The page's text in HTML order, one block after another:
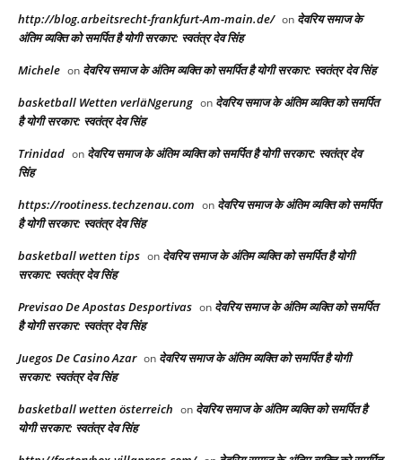
http://blog.arbeitsrecht-frankfurt-Am-main.de/ on देवरिय समाज के
अंतिम व्यक्ति को समर्पित है योगी सरकार: स्वतंत्र देव सिंह
Michele on देवरिय समाज के अंतिम व्यक्ति को समर्पित है योगी सरकार: स्वतंत्र देव सिंह
basketball Wetten verläNgerung on देवरिय समाज के अंतिम व्यक्ति को समर्पित
है योगी सरकार: स्वतंत्र देव सिंह
Trinidad on देवरिय समाज के अंतिम व्यक्ति को समर्पित है योगी सरकार: स्वतंत्र देव
सिंह
https://rootiness.techzenau.com on देवरिय समाज के अंतिम व्यक्ति को समर्पित
है योगी सरकार: स्वतंत्र देव सिंह
basketball wetten tips on देवरिय समाज के अंतिम व्यक्ति को समर्पित है योगी
सरकार: स्वतंत्र देव सिंह
Previsao De Apostas Desportivas on देवरिय समाज के अंतिम व्यक्ति को समर्पित
है योगी सरकार: स्वतंत्र देव सिंह
Juegos De Casino Azar on देवरिय समाज के अंतिम व्यक्ति को समर्पित है योगी
सरकार: स्वतंत्र देव सिंह
basketball wetten österreich on देवरिय समाज के अंतिम व्यक्ति को समर्पित है
योगी सरकार: स्वतंत्र देव सिंह